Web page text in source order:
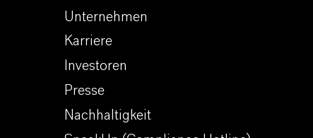
Unternehmen
Karriere
Investoren
Presse
Nachhaltigkeit